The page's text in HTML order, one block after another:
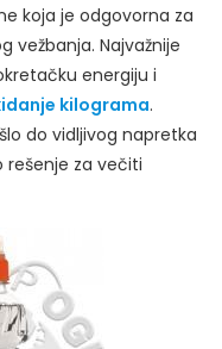
koja je odgovorna za
vežbanja. Najvažnije
energiju i
kilograma.
do vidljivog napretka
za večiti